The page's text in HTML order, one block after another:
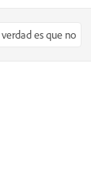
es que no